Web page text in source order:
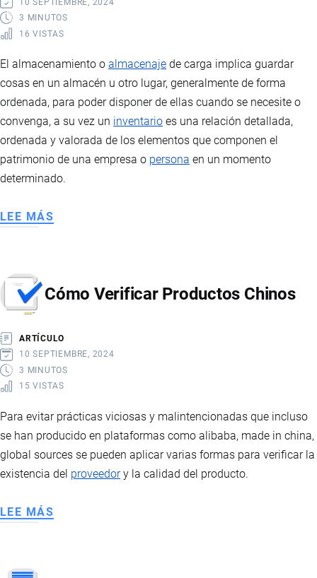
3 MINUTOS
16 VISTAS
El almacenamiento o almacenaje de carga implica guardar
cosas en un almacén u otro lugar, generalmente de forma
ordenada, para poder disponer de ellas cuando se necesite o
convenga, a su vez un inventario es una relación detallada,
ordenada y valorada de los elementos que componen el
patrimonio de una empresa o persona en un momento
determinado.
LEE MÁS
Cómo Verificar Productos Chinos
ARTÍCULO
10 SEPTIEMBRE, 2024
3 MINUTOS
15 VISTAS
Para evitar prácticas viciosas y malintencionadas que incluso
se han producido en plataformas como alibaba, made in china,
global sources se pueden aplicar varias formas para verificar la
existencia del proveedory la calidad del producto.
LEE MÁS